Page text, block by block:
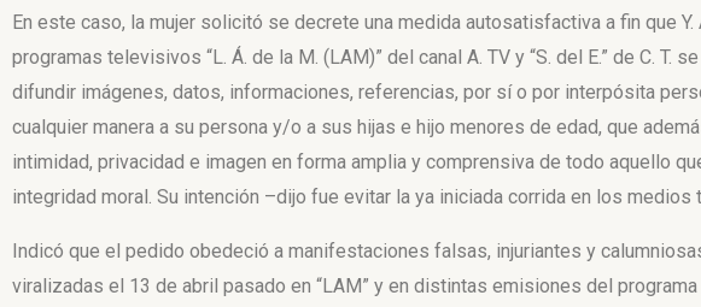
En este caso, la mujer solicitó se decrete una medida autosatisfactiva a fin que
programas televisivos “L. Á. de la M. (LAM)” del canal A. TV y “S. del E.” de C. T.
difundir imágenes, datos, informaciones, referencias, por sí o por interpósita
cualquier manera a su persona y/o a sus hijas e hijo menores de edad, que
intimidad, privacidad e imagen en forma amplia y comprensiva de todo aquello
integridad moral. Su intención –dijo­ fue evitar la ya iniciada corrida en los
Indicó que el pedido obedeció a manifestaciones falsas, injuriantes y
viralizadas el 13 de abril pasado en “LAM” y en distintas emisiones del